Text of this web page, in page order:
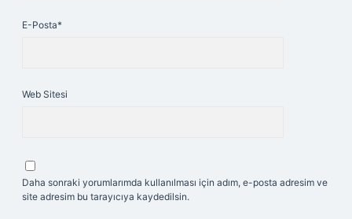
E-Posta*
Web Sitesi
Daha sonraki yorumlarımda kullanılması için adım, e-posta adresim ve
site adresim bu tarayıcıya kaydedilsin.